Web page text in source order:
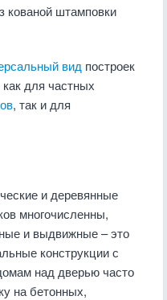
кованой штамповки
вид построек
для частных
, так и для
и деревянные
многочисленны,
и выдвижные – это
конструкции с
над дверью часто
на бетонных,